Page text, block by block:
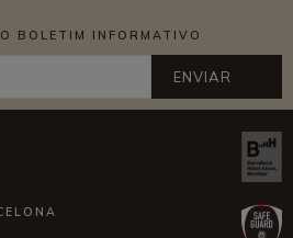
BOLETIM INFORMATIVO
ENVIAR